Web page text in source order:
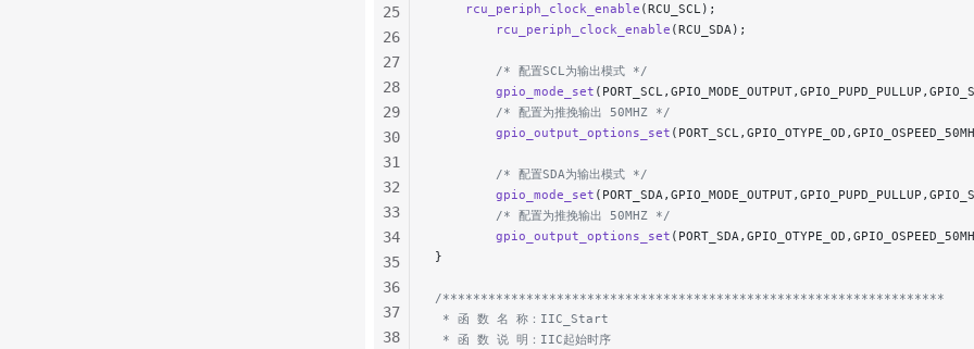
    rcu_periph_clock_enable
(RCU_SCL);
        rcu_periph_clock_enable
(RCU_SDA);
        /* 配置SCL为输出模式 */
        gpio_mode_set
        /* 配置为推挽输出 50MHZ */
        gpio_output_options_set
        /* 配置SDA为输出模式 */
        gpio_mode_set
        /* 配置为推挽输出 50MHZ */
        gpio_output_options_set
}
/******************************************************************
* 函 数 名 称：IIC_Start
* 函 数 说 明：IIC起始时序
25
26
27
28
29
30
31
32
33
34
35
36
37
38